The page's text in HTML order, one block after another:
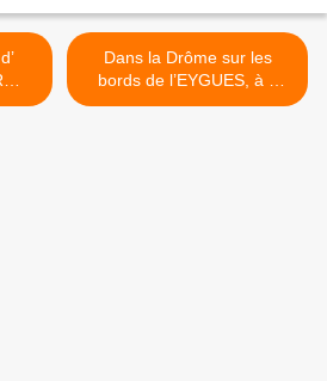
Dans la Drôme sur les
bords de l’EYGUES, à 2
tours de roue de NYONS et